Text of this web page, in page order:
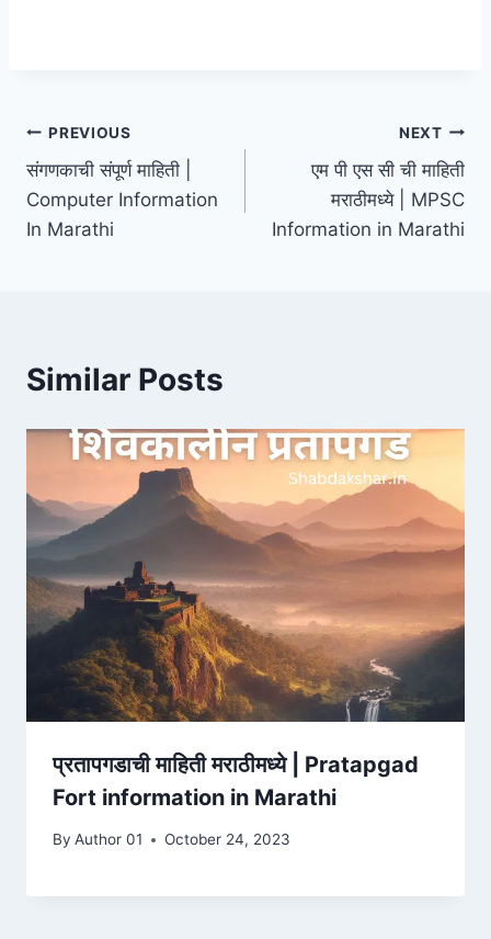
Post
navigation
PREVIOUS
संगणकाची संपूर्ण माहिती |
Computer Information
In Marathi
NEXT
एम पी एस सी ची माहिती
मराठीमध्ये | MPSC
Information in Marathi
Similar Posts
प्रतापगडाची माहिती मराठीमध्ये | Pratapgad
Fort information in Marathi
By Author 01 October 24, 2023